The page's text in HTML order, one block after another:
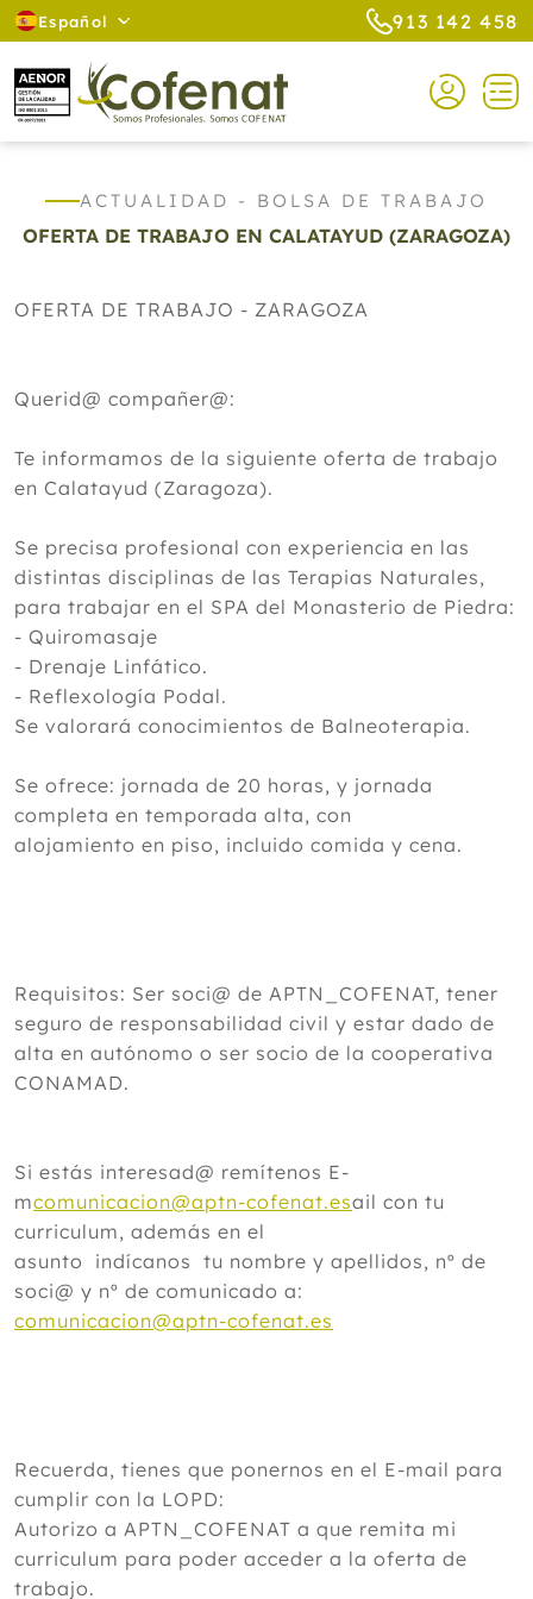
Español 913 142 458
ACTUALIDAD - BOLSA DE TRABAJO
OFERTA DE TRABAJO EN CALATAYUD (ZARAGOZA)
OFERTA DE TRABAJO - ZARAGOZA
Querid@ compañer@:
Te informamos de la siguiente oferta de trabajo
en Calatayud (Zaragoza).
Se precisa profesional con experiencia en las
distintas disciplinas de las Terapias Naturales,
para trabajar en el SPA del Monasterio de Piedra:
- Quiromasaje
- Drenaje Linfático.
- Reflexología Podal.
Se valorará conocimientos de Balneoterapia.
Se ofrece: jornada de 20 horas, y jornada
completa en temporada alta, con
alojamiento en piso, incluido comida y cena.
Requisitos: Ser soci@ de APTN_COFENAT, tener
seguro de responsabilidad civil y estar dado de
alta en autónomo o ser socio de la cooperativa
CONAMAD.
Si estás interesad@ remítenos E-
mcomunicacion@aptn-cofenat.esail con tu
curriculum, además en el
asunto indícanos tu nombre y apellidos, nº de
soci@ y nº de comunicado a:
comunicacion@aptn-cofenat.es
Recuerda, tienes que ponernos en el E-mail para
cumplir con la LOPD:
Autorizo a APTN_COFENAT a que remita mi
curriculum para poder acceder a la oferta de
trabajo.